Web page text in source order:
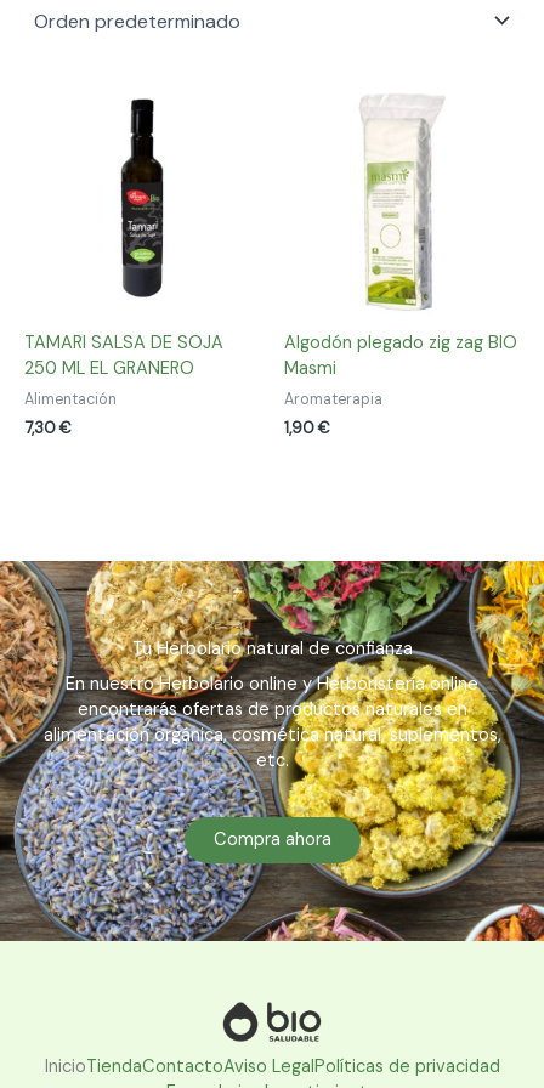
TAMARI SALSA DE SOJA
250 ML EL GRANERO
Alimentación
7,30€
Algodón plegado zig zag BIO
Masmi
Aromaterapia
1,90€
Tu Herbolario natural de confianza
En nuestro Herbolario online y Herboristería online
encontrarás ofertas de productos naturales en
alimentación orgánica, cosmética natural, suplementos,
etc.
Compra ahora
InicioTiendaContactoAviso LegalPolíticas de privacidad